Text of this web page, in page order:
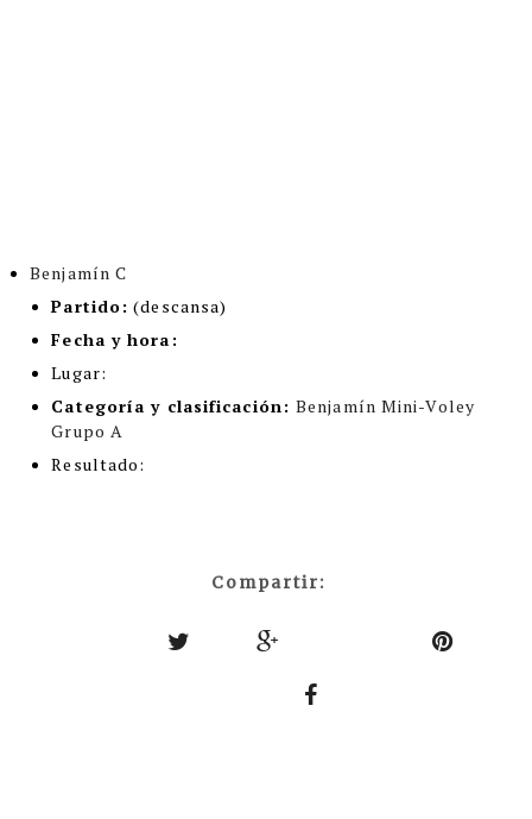
Benjamín C
Partido: (descansa)
Fecha y hora:
Lugar:
Categoría y clasificación:Benjamín Mini-Voley
Grupo A
Resultado:
Compartir: